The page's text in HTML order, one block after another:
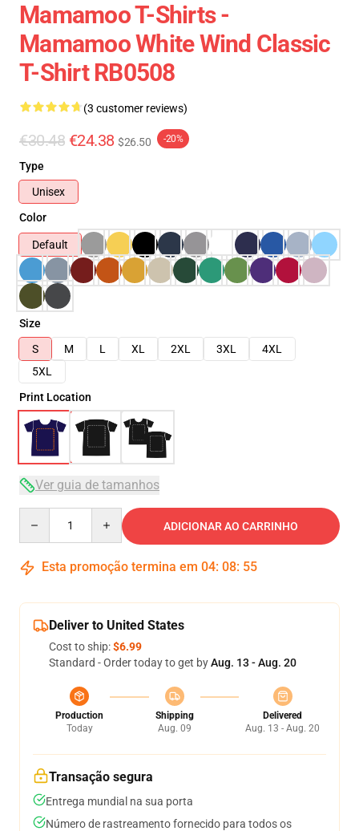
Mamamoo T-Shirts -
Mamamoo White Wind Classic
T-Shirt RB0508
(3 customer reviews)
€30.48 €24.38 $26.50 -20%
Type
Unisex
Color
Default
Size
S
M L XL 2XL 3XL
4XL
5XL
Print Location
Ver guia de tamanhos
ADICIONAR AO CARRINHO
Esta promoção termina em 04: 08: 54
Deliver to United States
Cost to ship:$6.99
Standard - Order today to get byAug. 13 - Aug. 20
Production
Today
Shipping
Aug. 09
Delivered
Aug. 13 - Aug. 20
Transação segura
Entrega mundial na sua porta
Número de rastreamento fornecido para todos os